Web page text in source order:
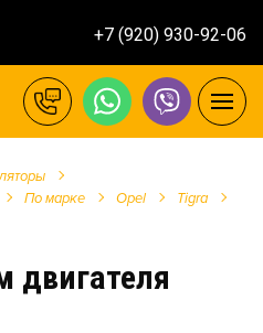
+7 (920) 930-92-06
По марке Opel
Tigra
двигателя